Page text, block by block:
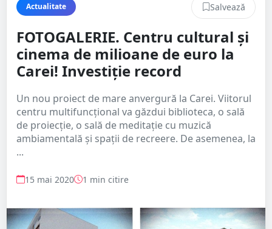
Actualitate Salvează
FOTOGALERIE. Centru cultural și
cinema de milioane de euro la
Carei! Investiție record
Un nou proiect de mare anvergură la Carei. Viitorul
centru multifuncțional va găzdui biblioteca, o sală
de proiecție, o sală de meditație cu muzică
ambiamentală și spații de recreere. De asemenea, la
...
15 mai 2020 1 min citire